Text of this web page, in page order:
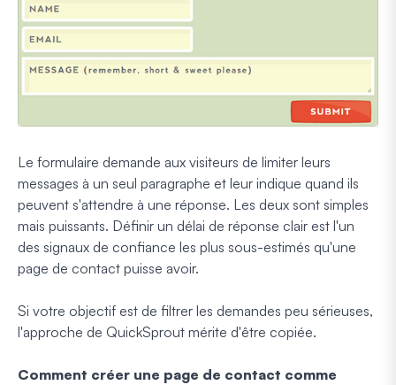
Le formulaire demande aux visiteurs de limiter leurs
messages à un seul paragraphe et leur indique quand ils
peuvent s'attendre à une réponse. Les deux sont simples
mais puissants. Définir un délai de réponse clair est l'un
des signaux de confiance les plus sous-estimés qu'une
page de contact puisse avoir.
Si votre objectif est de filtrer les demandes peu sérieuses,
l'approche de QuickSprout mérite d'être copiée.
Comment créer une page de contact comme